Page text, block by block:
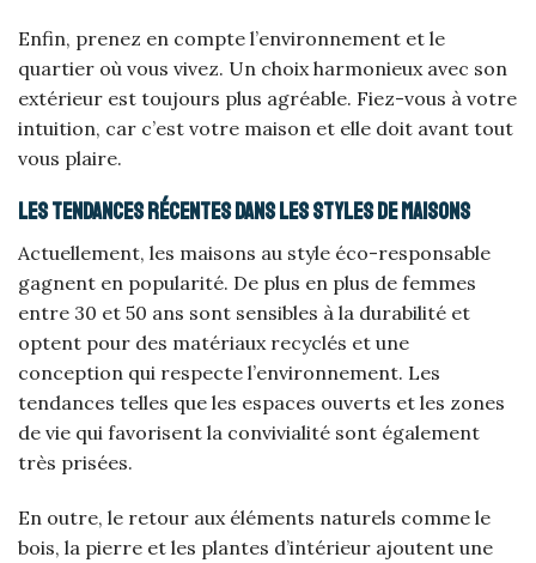
Enfin, prenez en compte l’environnement et le
quartier où vous vivez. Un choix harmonieux avec son
extérieur est toujours plus agréable. Fiez-vous à votre
intuition, car c’est votre maison et elle doit avant tout
vous plaire.
Les tendances récentes dans les styles de maisons
Actuellement, les maisons au style éco-responsable
gagnent en popularité. De plus en plus de femmes
entre 30 et 50 ans sont sensibles à la durabilité et
optent pour des matériaux recyclés et une
conception qui respecte l’environnement. Les
tendances telles que les espaces ouverts et les zones
de vie qui favorisent la convivialité sont également
très prisées.
En outre, le retour aux éléments naturels comme le
bois, la pierre et les plantes d’intérieur ajoutent une